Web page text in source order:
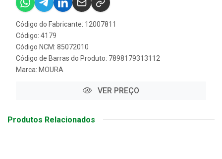
Código do Fabricante: 12007811
Código: 4179
Código NCM: 85072010
Código de Barras do Produto: 7898179313112
Marca: MOURA
VER PREÇO
Produtos Relacionados